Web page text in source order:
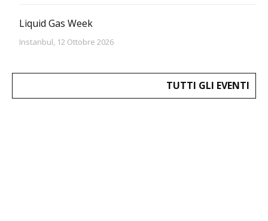
Liquid Gas Week
Instanbul, 12 Ottobre 2026
TUTTI GLI EVENTI